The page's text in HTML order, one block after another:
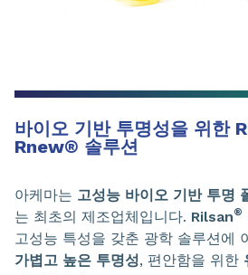
바이오 기반 투명성을 위한
Rnew® 솔루션
아케마는 고성능 바이오 기반 투명
는 최초의 제조업체입니다. Rilsan®
고성능 특성을 갖춘 광학 솔루션에
가볍고 높은 투명성, 편안함을 위한